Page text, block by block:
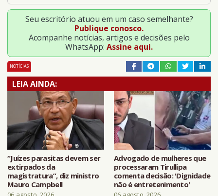
Seu escritório atuou em um caso semelhante?
Publique conosco.
Acompanhe notícias, artigos e decisões pelo
WhatsApp: Assine aqui.
NOTÍCIAS
LEIA AINDA:
“Juízes parasitas devem ser
extirpados da
magistratura”, diz ministro
Mauro Campbell
Advogado de mulheres que
processaram Tirullipa
comenta decisão: 'Dignidade
não é entretenimento'